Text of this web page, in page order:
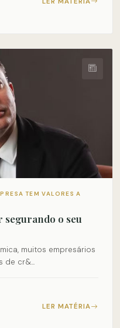
TEM VALORES A
segurando o seu
muitos empresários
de cr&...
LER MATÉRIA